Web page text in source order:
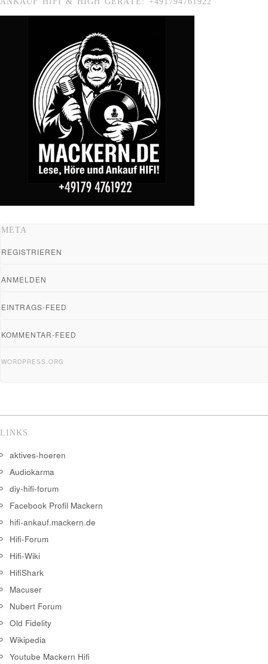
META
REGISTRIEREN
ANMELDEN
EINTRAGS-FEED
KOMMENTAR-FEED
WORDPRESS.ORG
LINKS
aktives-hoeren
Audiokarma
diy-hifi-forum
Facebook Profil Mackern
hifi-ankauf.mackern.de
Hifi-Forum
Hifi-Wiki
HifiShark
Macuser
Nubert Forum
Old Fidelity
Wikipedia
Youtube Mackern Hifi